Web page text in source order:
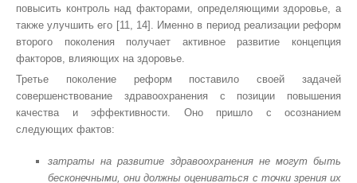
повысить контроль над факторами, определяющими здоровье, а
также улучшить его [11, 14]. Именно в период реализации реформ
второго поколения получает активное развитие концепция
факторов, влияющих на здоровье.
Третье поколение реформ поставило своей задачей
совершенствование здравоохранения с позиции повышения
качества и эффективности. Оно пришло с осознанием
следующих фактов:
затраты на развитие здравоохранения не могут быть
бесконечными, они должны оцениваться с точки зрения их